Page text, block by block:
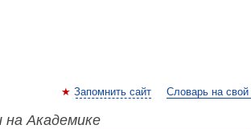
Запомнить сайт Словарь на свой
на Академике